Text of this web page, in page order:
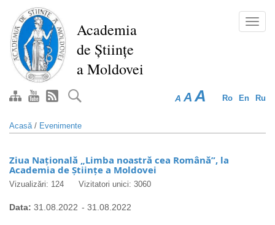
conţinutul
principal
Academia
de Științe
a Moldovei
Ro En Ru
A A A
Acasă/ Evenimente
Ziua Națională „Limba noastră cea Română”, la
Academia de Științe a Moldovei
Vizualizări: 124 Vizitatori unici: 3060
Data: 31.08.2022 - 31.08.2022